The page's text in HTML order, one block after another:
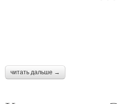
читать дальше →